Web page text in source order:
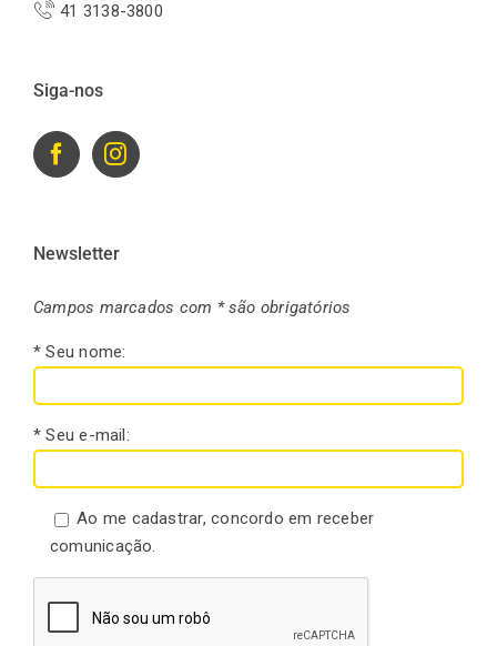
41 3138-3800
Siga-nos
Newsletter
Campos marcados com * são obrigatórios
* Seu nome:
* Seu e-mail:
Ao me cadastrar, concordo em receber
comunicação.